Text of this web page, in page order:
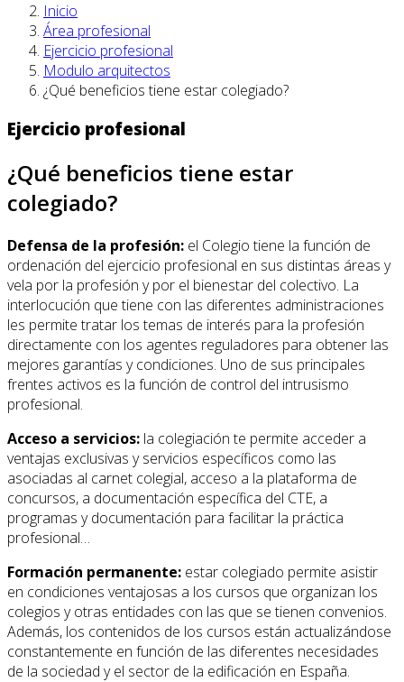
Inicio
Área profesional
Ejercicio profesional
Modulo arquitectos
¿Qué beneficios tiene estar colegiado?
Ejercicio profesional
¿Qué beneficios tiene estar
colegiado?
Defensa de la profesión: el Colegio tiene la función de
ordenación del ejercicio profesional en sus distintas áreas y
vela por la profesión y por el bienestar del colectivo. La
interlocución que tiene con las diferentes administraciones
les permite tratar los temas de interés para la profesión
directamente con los agentes reguladores para obtener las
mejores garantías y condiciones. Uno de sus principales
frentes activos es la función de control del intrusismo
profesional.
Acceso a servicios: la colegiación te permite acceder a
ventajas exclusivas y servicios específicos como las
asociadas al carnet colegial, acceso a la plataforma de
concursos, a documentación específica del CTE, a
programas y documentación para facilitar la práctica
profesional…
Formación permanente: estar colegiado permite asistir
en condiciones ventajosas a los cursos que organizan los
colegios y otras entidades con las que se tienen convenios.
Además, los contenidos de los cursos están actualizándose
constantemente en función de las diferentes necesidades
de la sociedad y el sector de la edificación en España.